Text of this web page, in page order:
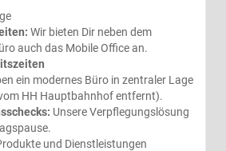
Wir bieten Dir neben dem
auch das Mobile Office an.
ein modernes Büro in zentraler Lage
HH Hauptbahnhof entfernt).
Unsere Verpflegungslösung
und Dienstleistungen